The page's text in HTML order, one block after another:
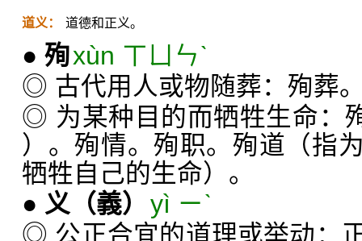
道义： 道德和正义。
● 殉xùn ㄒㄩㄣˋ
◎ 古代用人或物随葬：殉葬
◎ 为某种目的而牺牲生命：
）。殉情。殉职。殉道（指
牺牲自己的生命）。
● 义 （義） yì ㄧˋ
◎ 公正合宜的道理或举动：